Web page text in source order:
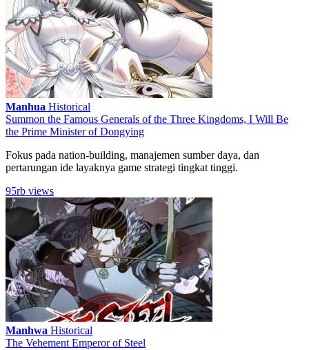
Manhua Historical
Summon the Famous Generals of the Three Kingdoms, I Will Be
the Prime Minister of Dongying
Fokus pada nation-building, manajemen sumber daya, dan
pertarungan ide layaknya game strategi tingkat tinggi.
95rb views
Manhwa Historical
The Vehement Emperor of Steel